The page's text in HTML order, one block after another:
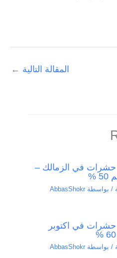
المقالة التالية ←
في الزمالك –
/ بواسطة AbbasShokr
في اكتوبر
/ بواسطة AbbasShokr